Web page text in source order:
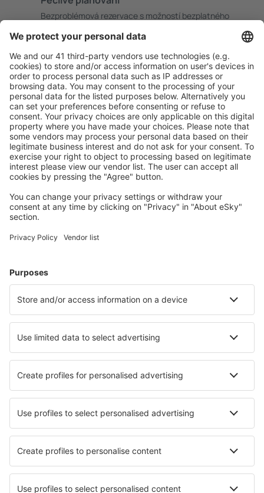
Bezproblémová rezervace s možností bezplatného
S námi ušetříte
Atraktivní ceny a speciální nabídky pro přihlášené
uživatele.
Ubytování dle vašeho gusta
Vyberte si z více než 1.3 milionu zařízení: hotelů,
apartmánů, chat a dalších.
Hotely v České republice - Oblíbená města
Hotely v Brně Hotely v Trutnově
Hotely v Pavlově Hotely v Seči
Nejlepší hotely - města
Hotely Montegiordano Hotely in Gumiel De Mercado
Hotely in Larzac Hotely Pital Hotely in Magog
Hotely in Nieder-Olm